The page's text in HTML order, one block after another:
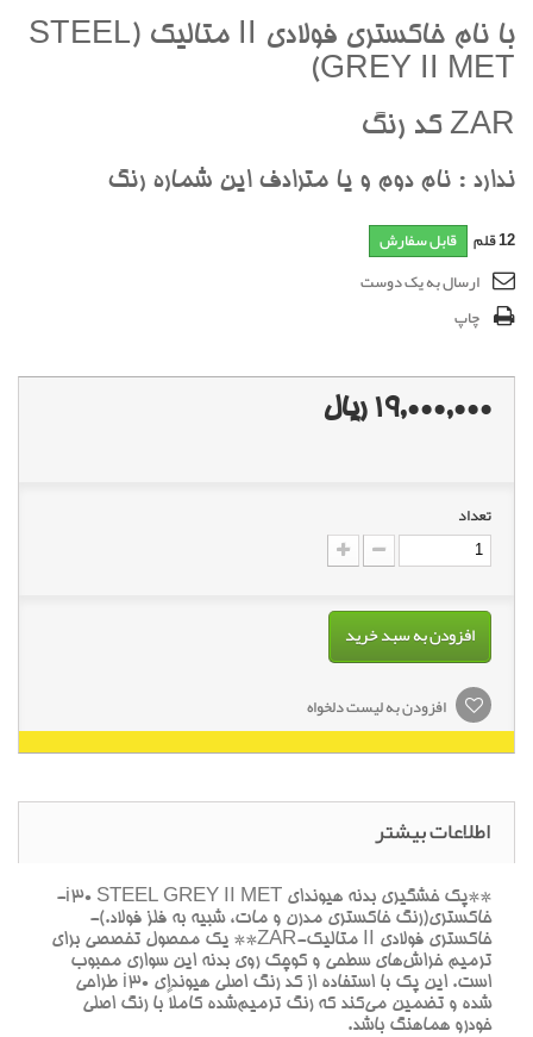
با نام خاکستري فولادي II متاليک (STEEL
GREY II MET)
ZAR کد رنگ
ندارد : نام دوم و يا مترادف اين شماره رنگ
12قلم قابل سفارش
ارسال به یک دوست
چاپ
19,000,000 ریال
تعداد
افزودن به سبد خرید
افزودن به لیست دلخواه
اطلاعات بیشتر
**پک خشگيري بدنه هيونداي i30 STEEL GREY II MET-
خاکستري(رنگ خاکستري مدرن و مات، شبيه به فلز فولاد.)-
خاکستري فولادي II متاليک-ZAR** يک محصول تخصصي براي
ترميم خراش‌هاي سطحي و کوچک روي بدنه اين سواري محبوب
است. اين پک با استفاده از کد رنگ اصلي هيونداي i30 طراحي
شده و تضمين مي‌کند که رنگ ترميم‌شده کاملاً با رنگ اصلي
خودرو هماهنگ باشد.